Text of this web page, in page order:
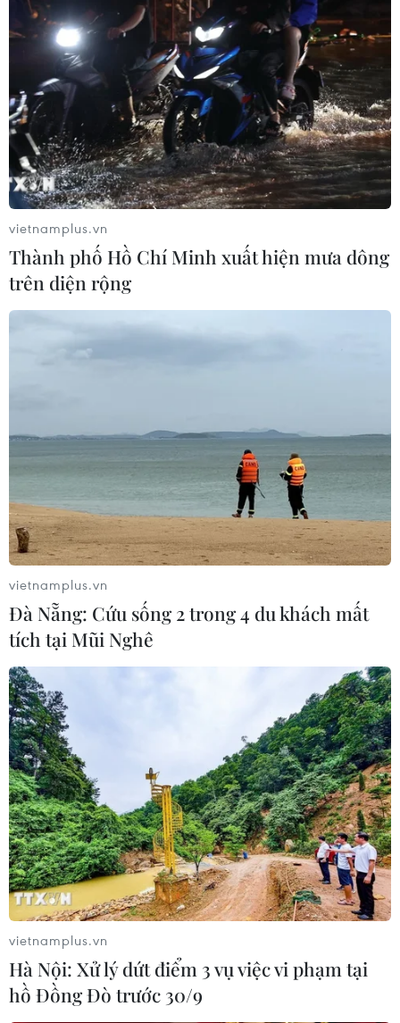
vietnamplus.vn
Thành phố Hồ Chí Minh xuất hiện mưa dông
trên diện rộng
vietnamplus.vn
Đà Nẵng: Cứu sống 2 trong 4 du khách mất
tích tại Mũi Nghê
vietnamplus.vn
Hà Nội: Xử lý dứt điểm 3 vụ việc vi phạm tại
hồ Đồng Đò trước 30/9